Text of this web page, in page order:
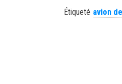
Étiqueté avion